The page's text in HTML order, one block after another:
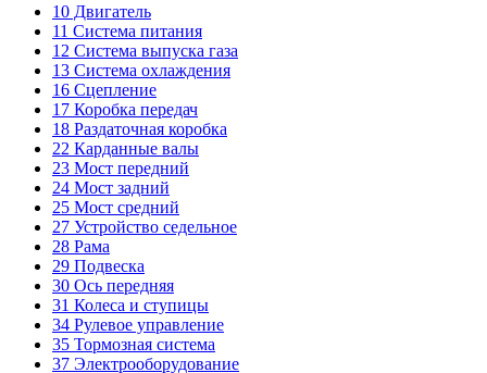
10 Двигатель
11 Система питания
12 Система выпуска газа
13 Система охлаждения
16 Сцепление
17 Коробка передач
18 Раздаточная коробка
22 Карданные валы
23 Мост передний
24 Мост задний
25 Мост средний
27 Устройство седельное
28 Рама
29 Подвеска
30 Ось передняя
31 Колеса и ступицы
34 Рулевое управление
35 Тормозная система
37 Электрооборудование